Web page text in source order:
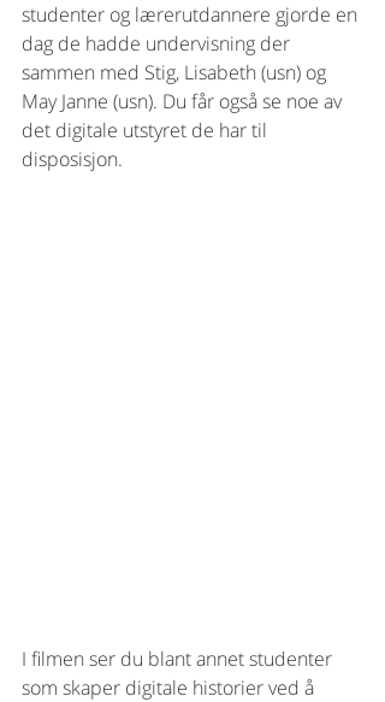
studenter og lærerutdannere gjorde en
dag de hadde undervisning der
sammen med Stig, Lisabeth (usn) og
May Janne (usn). Du får også se noe av
det digitale utstyret de har til
disposisjon.
I filmen ser du blant annet studenter
som skaper digitale historier ved å